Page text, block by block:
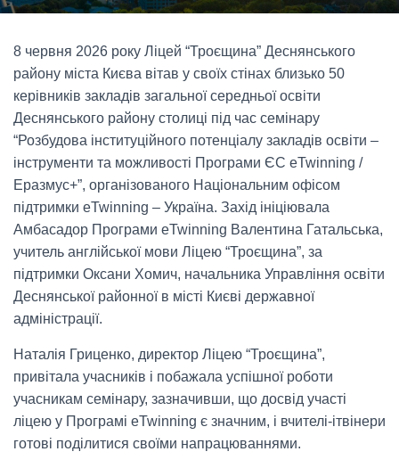
8 червня 2026 року Ліцей “Троєщина” Деснянського
району міста Києва вітав у своїх стінах близько 50
керівників закладів загальної середньої освіти
Деснянського району столиці під час семінару
“Розбудова інституційного потенціалу закладів освіти –
інструменти та можливості Програми ЄС eTwinning /
Еразмус+”, організованого Національним офісом
підтримки eTwinning – Україна. Захід ініціювала
Амбасадор Програми eTwinning Валентина Гатальська,
учитель англійської мови Ліцею “Троєщина”, за
підтримки Оксани Хомич, начальника Управління освіти
Деснянської районної в місті Києві державної
адміністрації.
Наталія Гриценко, директор Ліцею “Троєщина”,
привітала учасників і побажала успішної роботи
учасникам семінару, зазначивши, що досвід участі
ліцею у Програмі eTwinning є значним, і вчителі-ітвінери
готові поділитися своїми напрацюваннями.